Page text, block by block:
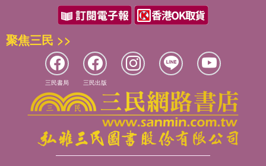
聚焦三民 >>
三民書局 三民出版